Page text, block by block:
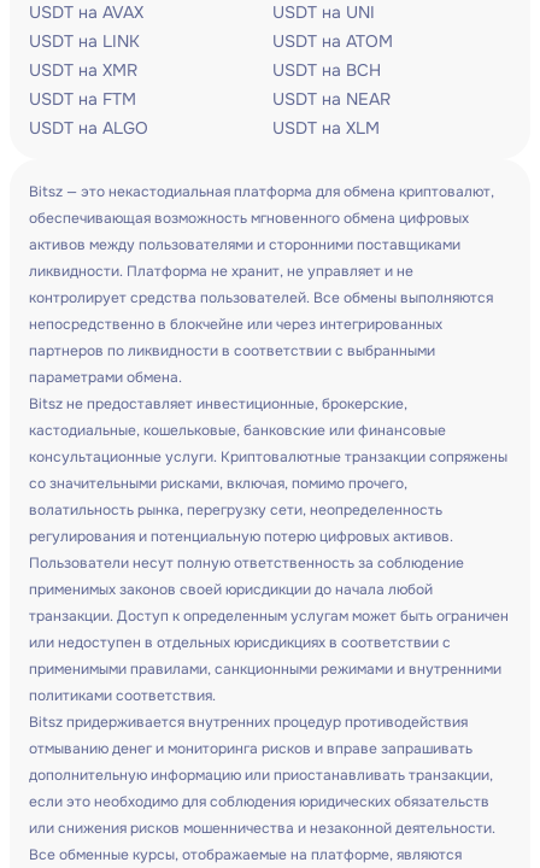
USDT на AVAX
USDT на UNI
USDT на LINK
USDT на ATOM
USDT на XMR
USDT на BCH
USDT на FTM
USDT на NEAR
USDT на ALGO
USDT на XLM
Bitsz — это некастодиальная платформа для обмена криптовалют,
обеспечивающая возможность мгновенного обмена цифровых
активов между пользователями и сторонними поставщиками
ликвидности. Платформа не хранит, не управляет и не
контролирует средства пользователей. Все обмены выполняются
непосредственно в блокчейне или через интегрированных
партнеров по ликвидности в соответствии с выбранными
параметрами обмена.
Bitsz не предоставляет инвестиционные, брокерские,
кастодиальные, кошельковые, банковские или финансовые
консультационные услуги. Криптовалютные транзакции сопряжены
со значительными рисками, включая, помимо прочего,
волатильность рынка, перегрузку сети, неопределенность
регулирования и потенциальную потерю цифровых активов.
Пользователи несут полную ответственность за соблюдение
применимых законов своей юрисдикции до начала любой
транзакции. Доступ к определенным услугам может быть ограничен
или недоступен в отдельных юрисдикциях в соответствии с
применимыми правилами, санкционными режимами и внутренними
политиками соответствия.
Bitsz придерживается внутренних процедур противодействия
отмыванию денег и мониторинга рисков и вправе запрашивать
дополнительную информацию или приостанавливать транзакции,
если это необходимо для соблюдения юридических обязательств
или снижения рисков мошенничества и незаконной деятельности.
Все обменные курсы, отображаемые на платформе, являются